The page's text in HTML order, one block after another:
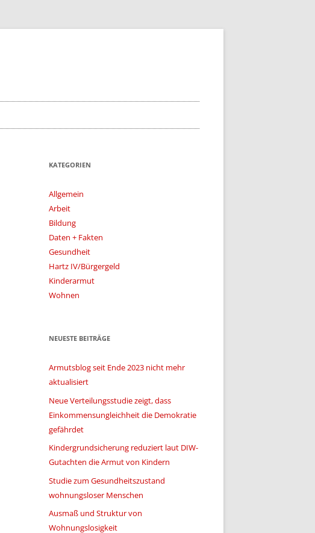
KATEGORIEN
Allgemein
Arbeit
Bildung
Daten + Fakten
Gesundheit
Hartz IV/Bürgergeld
Kinderarmut
Wohnen
NEUESTE BEITRÄGE
Armutsblog seit Ende 2023 nicht mehr
aktualisiert
Neue Verteilungsstudie zeigt, dass
Einkommensungleichheit die Demokratie
gefährdet
Kindergrundsicherung reduziert laut DIW-
Gutachten die Armut von Kindern
Studie zum Gesundheitszustand
wohnungsloser Menschen
Ausmaß und Struktur von
Wohnungslosigkeit